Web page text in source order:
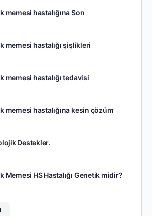
memesi hastalığına Son
memesi hastalığı şişlikleri
memesi hastalığı tedavisi
memesi hastalığına kesin çözüm
Destekler.
Memesi HS Hastalığı Genetik midir?